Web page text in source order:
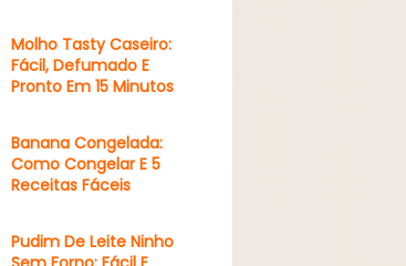
Molho Tasty Caseiro:
Fácil, Defumado E
Pronto Em 15 Minutos
Banana Congelada:
Como Congelar E 5
Receitas Fáceis
Pudim De Leite Ninho